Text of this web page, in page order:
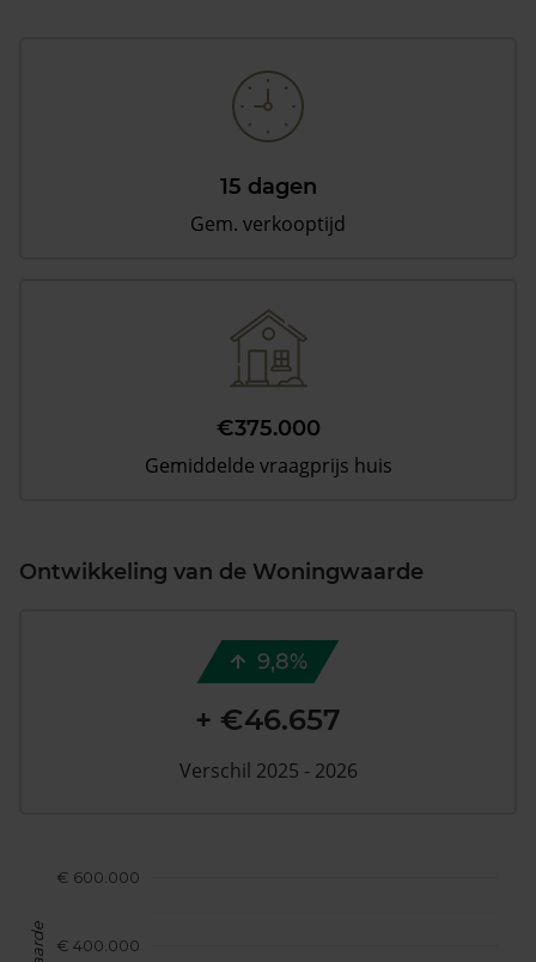
15 dagen
Gem. verkooptijd
€375.000
Gemiddelde vraagprijs huis
Ontwikkeling van de Woningwaarde
€ 400.000
€ 600.000
9,8%
+ €46.657
Verschil 2025 - 2026